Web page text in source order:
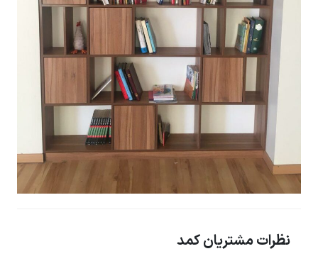
نظرات مشتریان کمد